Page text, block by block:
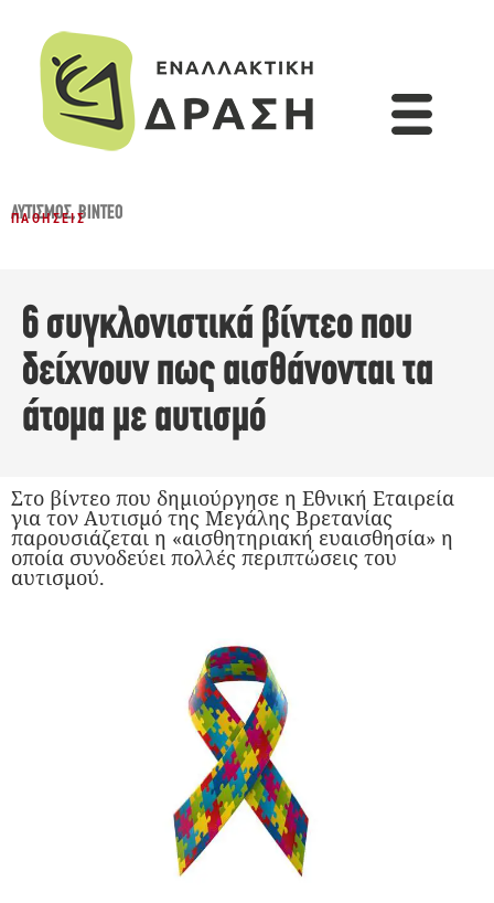
ΑΥΤΙΣΜΌΣ,ΒΊΝΤΕΟ
ΠΑΘΉΣΕΙΣ
6 συγκλονιστικά βίντεο που
δείχνουν πως αισθάνονται τα
άτομα με αυτισμό
Στο βίντεο που δημιούργησε η Εθνική Εταιρεία
για τον Αυτισμό της Μεγάλης Βρετανίας
παρουσιάζεται η «αισθητηριακή ευαισθησία» η
οποία συνοδεύει πολλές περιπτώσεις του
αυτισμού.